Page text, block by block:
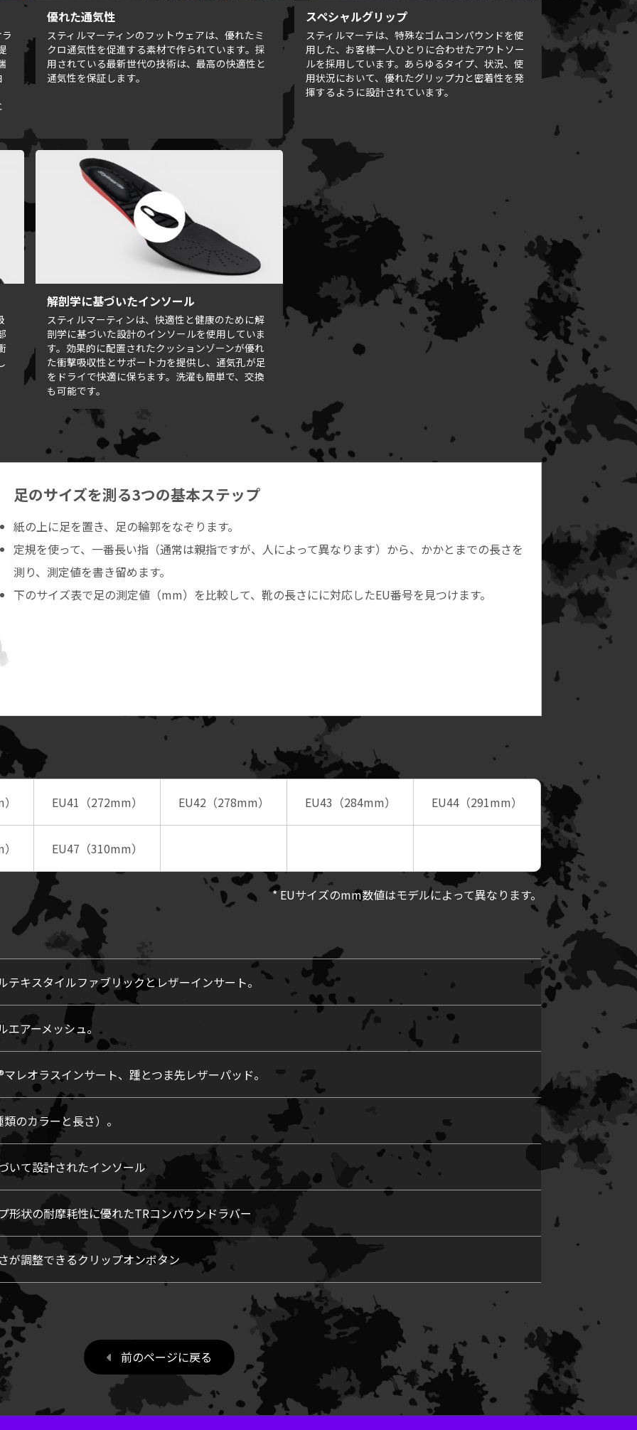
優れた通気性
スティルマーティンのフットウェアは、優れたミ
クロ通気性を促進する素材で作られています。採
用されている最新世代の技術は、最高の快適性と
通気性を保証します。
スペシャルグリップ
スティルマーテは、特殊なゴムコンパウンドを使
用した、お客様一人ひとりに合わせたアウトソー
ルを採用しています。あらゆるタイプ、状況、使
用状況において、優れたグリップ力と密着性を発
揮するように設計されています。
解剖学に基づいたインソール
スティルマーティンは、快適性と健康のために解
剖学に基づいた設計のインソールを使用していま
す。効果的に配置されたクッションゾーンが優れ
た衝撃吸収性とサポート力を提供し、通気孔が足
をドライで快適に保ちます。洗濯も簡単で、交換
も可能です。
足のサイズを測る3つの基本ステップ
紙の上に足を置き、足の輪郭をなぞります。
定規を使って、一番長い指（通常は親指ですが、人によって異なります）から、かかとまでの長さを
測り、測定値を書き留めます。
下のサイズ表で足の測定値（mm）を比較して、靴の長さにに対応したEU番号を見つけます。
EU41（272mm） EU42（278mm） EU43（284mm） EU44（291mm）
EU47（310mm）
* EUサイズのmm数値はモデルによって異なります。
テキスタイルファブリックとレザーインサート。
エアーメッシュ。
レオラスインサート、踵とつま先レザーパッド。
のカラーと長さ）。
いて設計されたインソール
形状の耐摩耗性に優れたTRコンパウンドラバー
が調整できるクリップオンボタン
前のページに戻る